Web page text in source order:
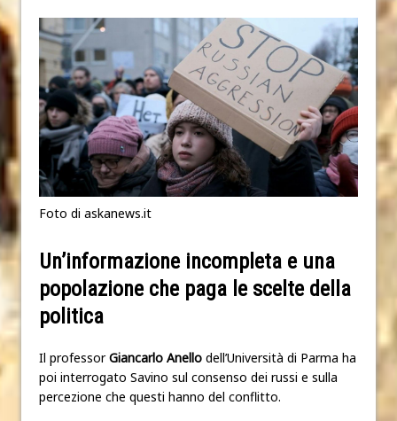
Foto di askanews.it
Un’informazione incompleta e una
popolazione che paga le scelte della
politica
Il professorGiancarlo Anello dell’Università di Parma ha
poi interrogato Savino sul consenso dei russi e sulla
percezione che questi hanno del conflitto.